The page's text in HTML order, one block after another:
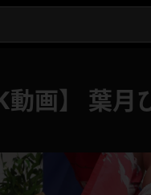
画】 葉月